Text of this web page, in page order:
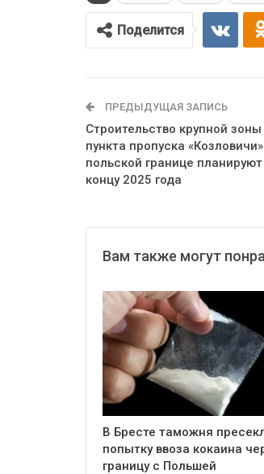
Поделится
ПРЕДЫДУЩАЯ ЗАПИСЬ
Строительство крупной
пункта пропуска
польской границе
концу 2025 года
Вам также могут
В Бресте таможня
попытку ввоза кокаина
границу с Польшей